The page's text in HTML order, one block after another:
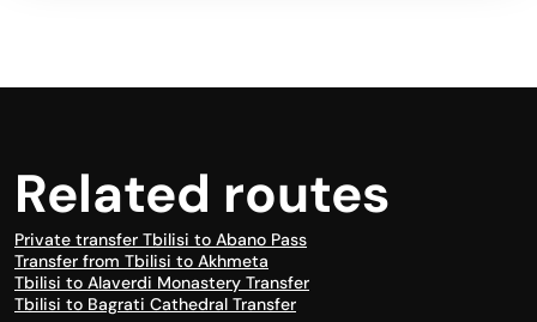
Related routes
Private transfer Tbilisi to Abano Pass
Transfer from Tbilisi to Akhmeta
Tbilisi to Alaverdi Monastery Transfer
Tbilisi to Bagrati Cathedral Transfer